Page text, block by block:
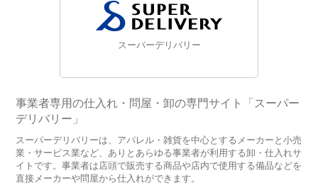
スーパーデリバリー
事業者専用の仕入れ・問屋・卸の専門サイト「スーパー
デリバリー」
スーパーデリバリーは、アパレル・雑貨を中心とするメーカーと小売
業・サービス業など、ありとあらゆる事業者が利用する卸・仕入れサ
イトです。事業者は店頭で販売する商品や店内で使用する備品などを
直接メーカーや問屋から仕入れができます。